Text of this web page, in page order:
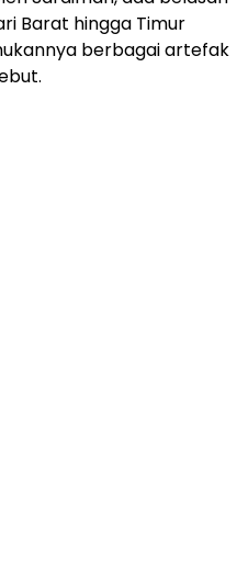
Barat hingga Timur
berbagai artefak